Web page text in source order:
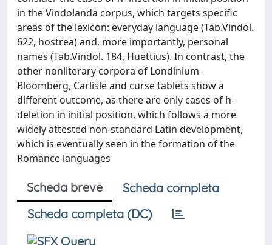
in the Vindolanda corpus, which targets specific
areas of the lexicon: everyday language (Tab.Vindol.
622, hostrea) and, more importantly, personal
names (Tab.Vindol. 184, Huettius). In contrast, the
other nonliterary corpora of Londinium-
Bloomberg, Carlisle and curse tablets show a
different outcome, as there are only cases of h-
deletion in initial position, which follows a more
widely attested non-standard Latin development,
which is eventually seen in the formation of the
Romance languages
Scheda breve
Scheda completa
Scheda completa (DC)